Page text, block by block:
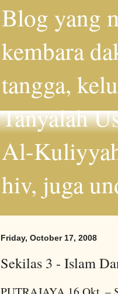
Blog yang
kembara
tangga,
Tanyalah
Al-
hiv, juga
Friday, October 17, 2008
Sekilas 3 - Islam